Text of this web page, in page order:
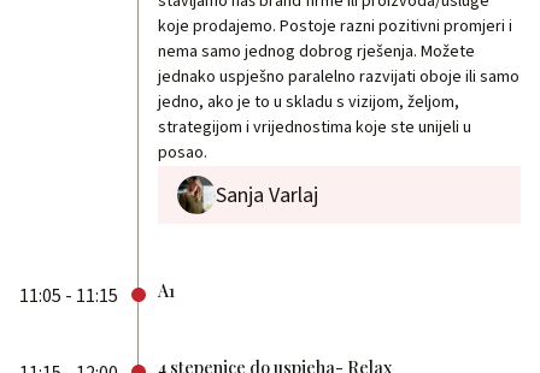
koje prodajemo. Postoje razni pozitivni promjeri i
nema samo jednog dobrog rješenja. Možete
jednako uspješno paralelno razvijati oboje ili samo
jedno, ako je to u skladu s vizijom, željom,
strategijom i vrijednostima koje ste unijeli u
posao.
Sanja Varlaj
11:05 - 11:15 A1
4 stepenice do uspjeha- Relax